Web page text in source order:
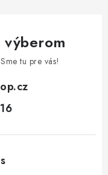
výberom
tu pre vás!